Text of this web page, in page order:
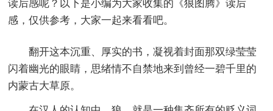
读后感呢？以下是小编为大家收集的《狼图腾》读后
感，仅供参考，大家一起来看看吧。
翻开这本沉重、厚实的书，凝视着封面那双绿莹莹
闪着幽光的眼睛，思绪情不自禁地来到曾经一碧千里的
内蒙古大草原。